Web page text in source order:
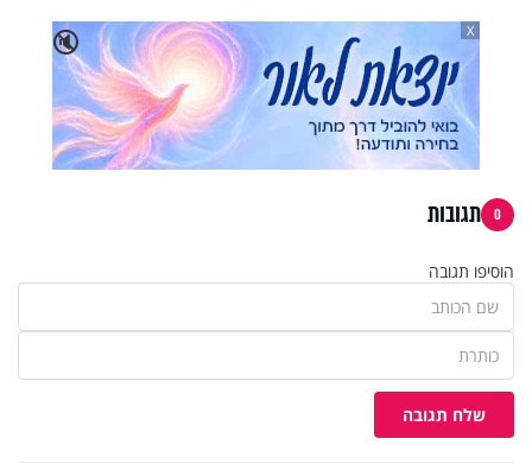
🔇
X
0 תגובות
הוסיפו תגובה
שלח תגובה